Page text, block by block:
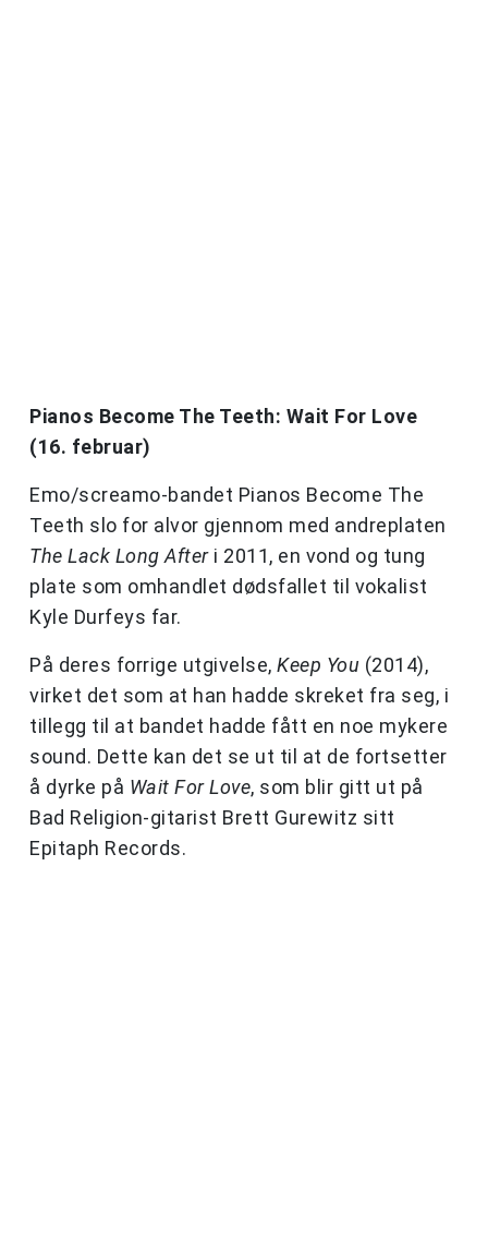
Pianos Become The Teeth: Wait For Love
(16. februar)
Emo/screamo-bandet Pianos Become The
Teeth slo for alvor gjennom med andreplaten
The Lack Long After i 2011, en vond og tung
plate som omhandlet dødsfallet til vokalist
Kyle Durfeys far.
På deres forrige utgivelse, Keep You (2014),
virket det som at han hadde skreket fra seg, i
tillegg til at bandet hadde fått en noe mykere
sound. Dette kan det se ut til at de fortsetter
å dyrke på Wait For Love, som blir gitt ut på
Bad Religion-gitarist Brett Gurewitz sitt
Epitaph Records.